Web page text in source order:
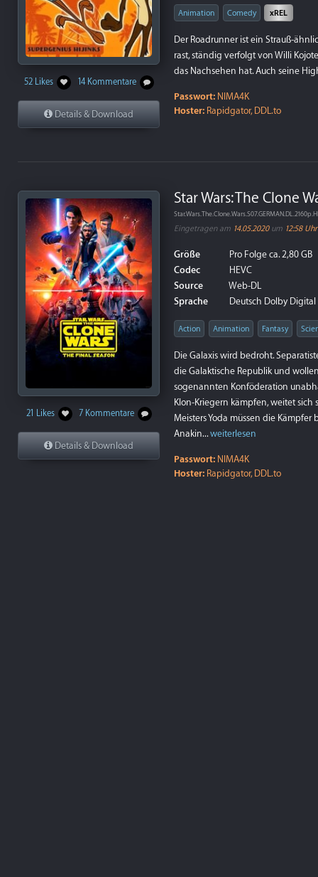
52 Likes 14 Kommentare
Details & Download
Animation Comedy xREL
Der Roadrunner ist ein Strauß-
rast, ständig verfolgt von Willi
das Nachsehen hat. Auch seine
Passwort: NIMA4K
Hoster: Rapidgator, DDL.to
21 Likes 7 Kommentare
Details & Download
Star Wars: The Clone
Eingetragen am 14.05.2020um 12:58 Uhr
Größe
Pro Folge ca. 2,80 GB
Codec
HEVC
Source
Web-DL
Sprache
Deutsch Dolby Digital
Action Animation Fantasy
Die Galaxis wird bedroht.
die Galaktische Republik und
sogenannten Konföderation
Klon-Kriegern kämpfen, weitet sich
Meisters Yoda müssen die
Anakin... weiterlesen
Passwort: NIMA4K
Hoster: Rapidgator, DDL.to